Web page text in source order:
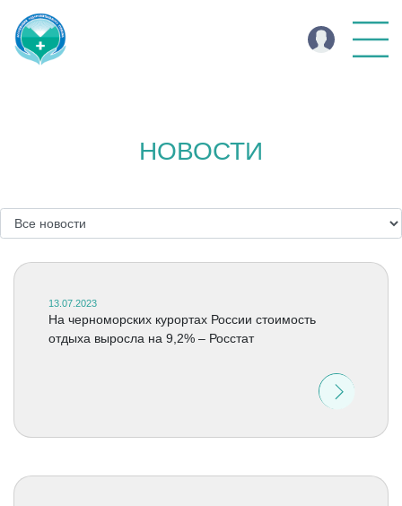
НОВОСТИ
13.07.2023
На черноморских курортах России стоимость
отдыха выросла на 9,2% – Росстат